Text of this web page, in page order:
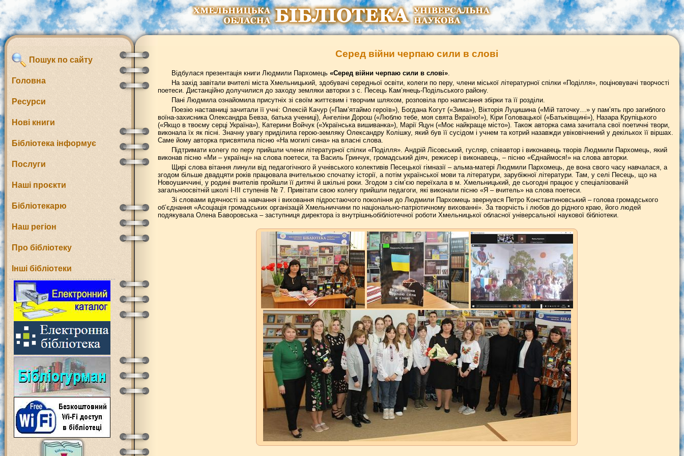
Пошук по сайту
Головна
Ресурси
Нові книги
Бібліотека інформує
Послуги
Наші проєкти
Бібліотекарю
Наш регіон
Про бібліотеку
Інші бібліотеки
Серед війни черпаю сили в слові
Відбулася презентація книги Людмили Пархомець «Серед війни черпаю сили в слові».
На захід завітали вчителі міста Хмельницький, здобувачі середньої освіти, колеги по перу, члени міської літературної спілки «Поділля», поціновувачі творчості
поетеси. Дистанційно долучилися до заходу земляки авторки з с. Песець Кам’янець-Подільського району.
Пані Людмила ознайомила присутніх зі своїм життєвим і творчим шляхом, розповіла про написання збірки та її розділи.
Поезію наставниці зачитали її учні: Олексій Качур («Пам’ятаймо героїв»), Богдана Когут («Зима»), Вікторія Луцишина («Мій таточку…» у пам’ять про загиблого
воїна-захисника Олександра Бевза, батька учениці), Ангеліни Дорош («Люблю тебе, моя свята Вкраїно!»), Кіри Головацької («Батьківщині»), Назара Крупіцького
(«Якщо в твоєму серці Україна»), Катерини Войчук («Українська вишиванка»), Марії Яцун («Моє найкраще місто»). Також авторка сама зачитала свої поетичні твори,
виконала їх як пісні. Значну увагу приділила герою-земляку Олександру Колішку, який був її сусідом і учнем та котрий назавжди увіковічнений у декількох її віршах.
Саме йому авторка присвятила пісню «На могилі сина» на власні слова.
Підтримати колегу по перу прийшли члени літературної спілки «Поділля». Андрій Лісовський, гусляр, співавтор і виконавець творів Людмили Пархомець, який
виконав пісню «Ми – українці» на слова поетеси, та Василь Гринчук, громадський діяч, режисер і виконавець, – пісню «Єднаймося!» на слова авторки.
Щирі слова вітання линули від педагогічного й учнівського колективів Песецької гімназії – альма-матері Людмили Пархомець, де вона свого часу навчалася, а
згодом більше двадцяти років працювала вчителькою спочатку історії, а потім української мови та літератури, зарубіжної літератури. Там, у селі Песець, що на
Новоушиччині, у родині вчителів пройшли її дитячі й шкільні роки. Згодом з сім’єю переїхала в м. Хмельницький, де сьогодні працює у спеціалізованій
загальноосвітній школі І-ІІІ ступенів № 7. Привітати свою колегу прийшли педагоги, які виконали пісню «Я – вчитель» на слова поетеси.
Зі словами вдячності за навчання і виховання підростаючого покоління до Людмили Пархомець звернувся Петро Константиновський – голова громадського
об’єднання «Асоціація громадських організацій Хмельниччини по національно-патріотичному вихованні». За творчість і любов до рідного краю, його людей
подякувала Олена Баворовська – заступниця директора із внутрішньобібліотечної роботи Хмельницької обласної універсальної наукової бібліотеки.